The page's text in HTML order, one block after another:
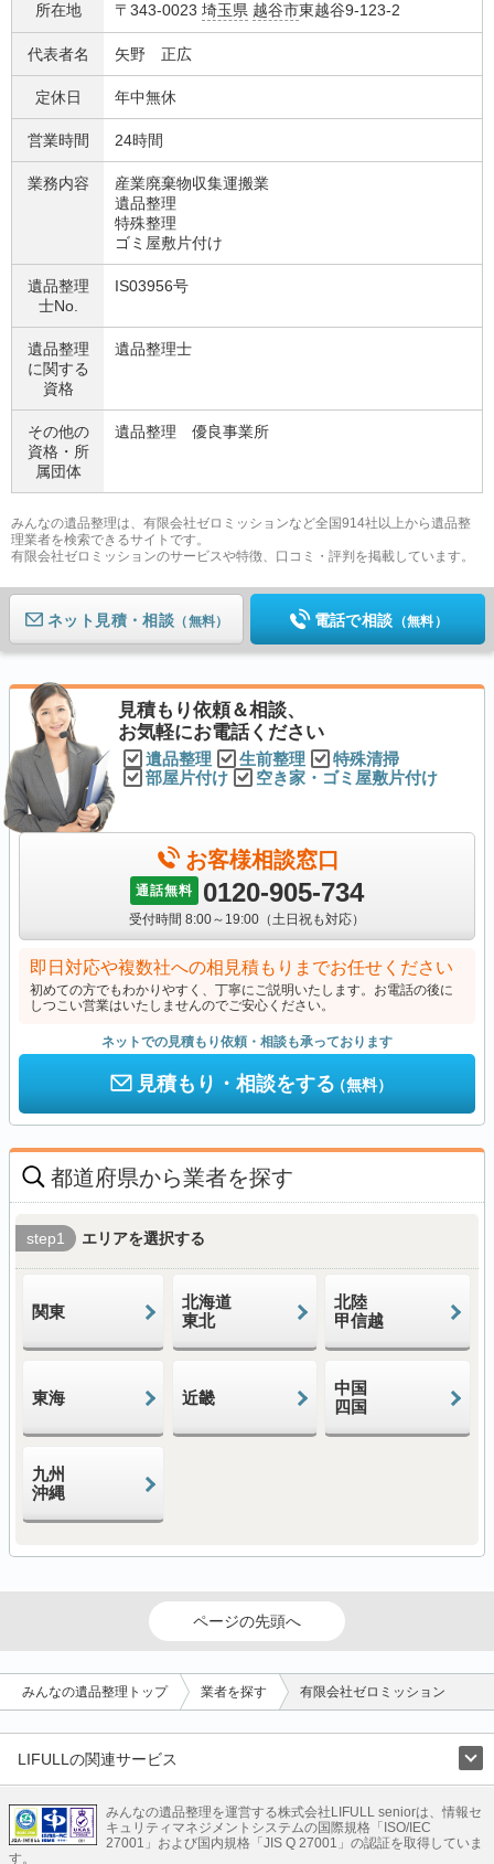
所在地 〒343-0023 埼玉県 越谷市東越谷9-123-2
代表者名 矢野 正広
定休日 年中無休
営業時間 24時間
業務内容
産業廃棄物収集運搬業
遺品整理
特殊整理
ゴミ屋敷片付け
遺品整理
士No.
IS03956号
遺品整理
に関する
資格
遺品整理士
その他の
資格・ 所
属団体
遺品整理 優良事業所
みんなの遺品整理は、有限会社ゼロミッションなど全国914社以上から遺品整
理業者を検索できるサイトです。
有限会社ゼロミッションのサービスや特徴、口コミ・評判を掲載しています。
ネット見積 （無料） 電話で相談 （無料）
見積もり依頼＆相談、
お気軽にお電話ください
遺品整理 生前整理
特殊清掃
部屋片付け
空き家・ゴミ屋敷片付け
お客様相談窓口
通話無料 0120-905-734
受付時間 8:00～19:00（土日祝も対応）
即日対応や複数社への相見積もりまでお任せください
初めての方でもわかりやすく、丁寧にご説明いたします。お電話の後に
しつこい営業はいたしませんのでご安心ください。
ネットでの見積もり依頼・相談も承っております
見積もり・相談をする（無料）
都道府県から業者を探す
step1 エリアを選択する
関東
北海道
東北
北陸
甲信越
東海 近畿
中国
四国
九州
沖縄
ページの先頭へ
みんなの遺品整理トップ 業者を探す 有限会社ゼロミッション
LIFULLの関連サービス
不動産・住宅
引越し 老人ホーム 地方創生 ママの就労支援
不動産クラウドファンディング 遺品整理 老後の暮らし情報
みんなの遺品整理を運営する株式会社LIFULL seniorは、情報セ
キュリティマネジメントシステムの国際規格「ISO/IEC
27001」および国内規格「JIS Q 27001」の認証を取得していま
す。